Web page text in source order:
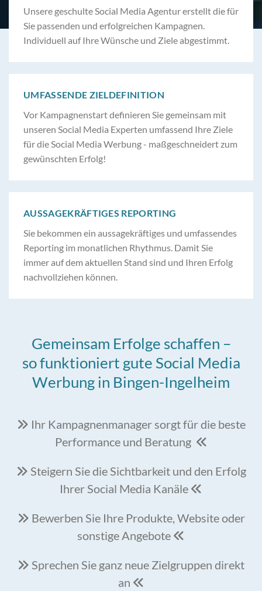
Unsere geschulte Social Media Agentur erstellt die für
Sie passenden und erfolgreichen Kampagnen.
Individuell auf Ihre Wünsche und Ziele abgestimmt.
UMFASSENDE ZIELDEFINITION
Vor Kampagnenstart definieren Sie gemeinsam mit
unseren Social Media Experten umfassend Ihre Ziele
für die Social Media Werbung - maßgeschneidert zum
gewünschten Erfolg!
AUSSAGEKRÄFTIGES REPORTING
Sie bekommen ein aussagekräftiges und umfassendes
Reporting im monatlichen Rhythmus. Damit Sie
immer auf dem aktuellen Stand sind und Ihren Erfolg
nachvollziehen können.
Gemeinsam Erfolge schaffen –
so funktioniert gute Social Media
Werbung in Bingen-Ingelheim
 Ihr Kampagnenmanager sorgt für die beste
Performance und Beratung 
 Steigern Sie die Sichtbarkeit und den Erfolg
Ihrer Social Media Kanäle 
 Bewerben Sie Ihre Produkte, Website oder
sonstige Angebote 
 Sprechen Sie ganz neue Zielgruppen direkt
an 